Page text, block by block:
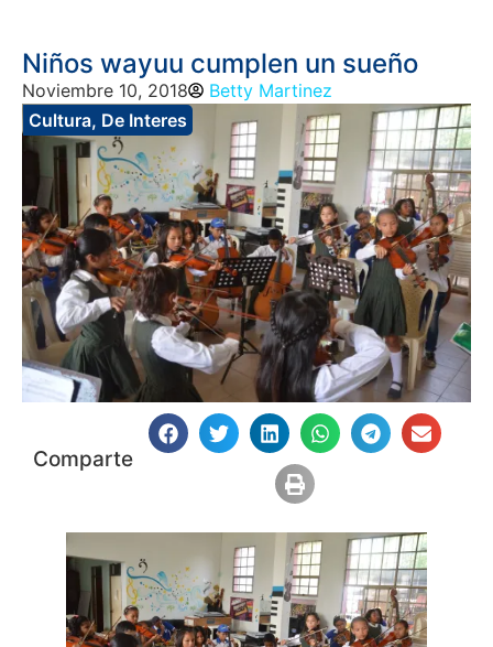
Niños wayuu cumplen un sueño
Noviembre 10, 2018
Betty Martinez
Cultura, De Interes
Comparte